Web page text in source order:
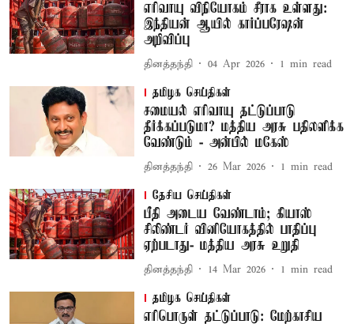
எரிவாயு விநியோகம் சீராக உள்ளது:
இந்தியன் ஆயில் கார்ப்பரேஷன்
அறிவிப்பு
தினத்தந்தி 04 Apr 2026 1 min read
தமிழக செய்திகள்
சமையல் எரிவாயு தட்டுப்பாடு
தீர்க்கப்படுமா? மத்திய அரசு பதிலளிக்க
வேண்டும் - அன்பில் மகேஸ்
தினத்தந்தி 26 Mar 2026 1 min read
தேசிய செய்திகள்
பீதி அடைய வேண்டாம்; கியாஸ்
சிலிண்டர் வினியோகத்தில் பாதிப்பு
ஏற்படாது- மத்திய அரசு உறுதி
தினத்தந்தி 14 Mar 2026 1 min read
தமிழக செய்திகள்
எரிபொருள் தட்டுப்பாடு: மேற்காசிய